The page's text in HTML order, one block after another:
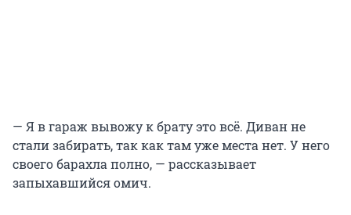
— Я в гараж вывожу к брату это всё. Диван не
стали забирать, так как там уже места нет. У него
своего барахла полно, — рассказывает
запыхавшийся омич.